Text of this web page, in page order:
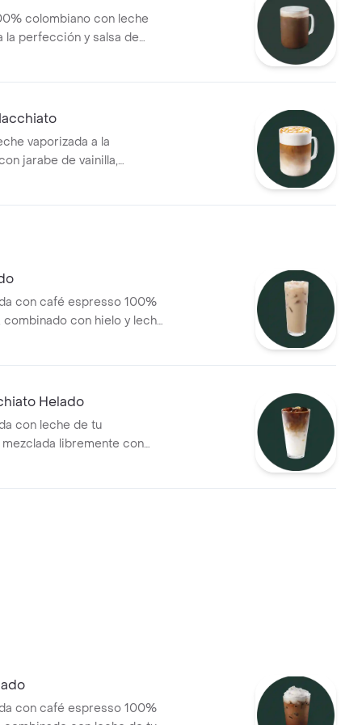
colombiano con leche
la perfección y salsa de
vaporizada a la
jarabe de vainilla,
espresso 100% colombiano
con café espresso 100%
combinado con hielo y leche
Helado
con leche de tu
libremente con
100% colombiano,
con café espresso 100%